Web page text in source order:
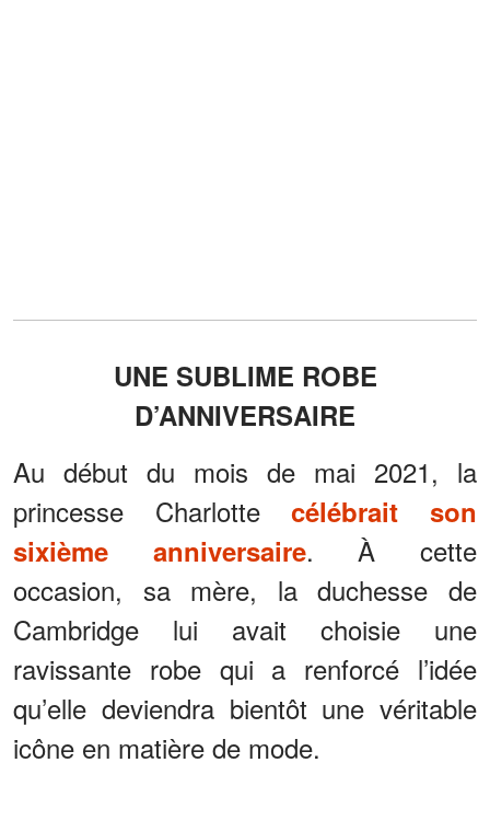
UNE SUBLIME ROBE
D’ANNIVERSAIRE
Au début du mois de mai 2021, la
princesse Charlottecélébrait son
sixième anniversaire. À cette
occasion, sa mère, la duchesse de
Cambridge lui avait choisie une
ravissante robe qui a renforcé l’idée
qu’elle deviendra bientôt une véritable
icône en matière de mode.